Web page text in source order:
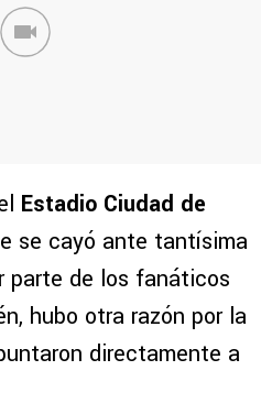
Estadio Ciudad de
se cayó ante tantísima
parte de los fanáticos
hubo otra razón por la
directamente a